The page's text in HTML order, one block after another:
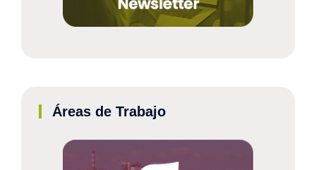
Áreas de Trabajo